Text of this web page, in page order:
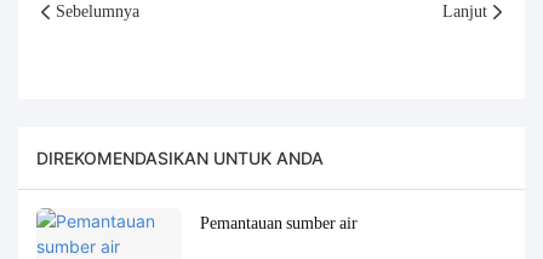
Sebelumnya Lanjut
DIREKOMENDASIKAN UNTUK ANDA
Pemantauan sumber air